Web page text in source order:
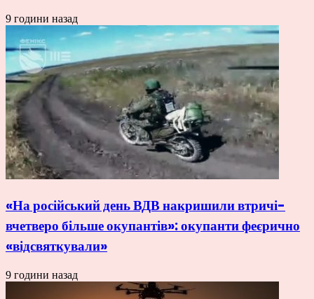
9 години назад
«На російський день ВДВ накришили втричі-
вчетверо більше окупантів»: окупанти феєрично
«відсвяткували»
9 години назад